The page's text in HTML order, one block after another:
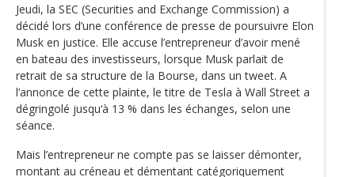
Jeudi, la SEC (Securities and Exchange Commission) a
décidé lors d’une conférence de presse de poursuivre Elon
Musk en justice. Elle accuse l’entrepreneur d’avoir mené
en bateau des investisseurs, lorsque Musk parlait de
retrait de sa structure de la Bourse, dans un tweet. A
l’annonce de cette plainte, le titre de Tesla à Wall Street a
dégringolé jusqu‘à 13 % dans les échanges, selon une
séance.
Mais l’entrepreneur ne compte pas se laisser démonter,
montant au créneau et démentant catégoriquement